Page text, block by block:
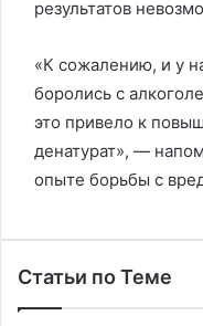
результатов
«К сожалению, и у
боролись с
это привело к
денатурат», —
опыте борьбы с
Статьи по Теме